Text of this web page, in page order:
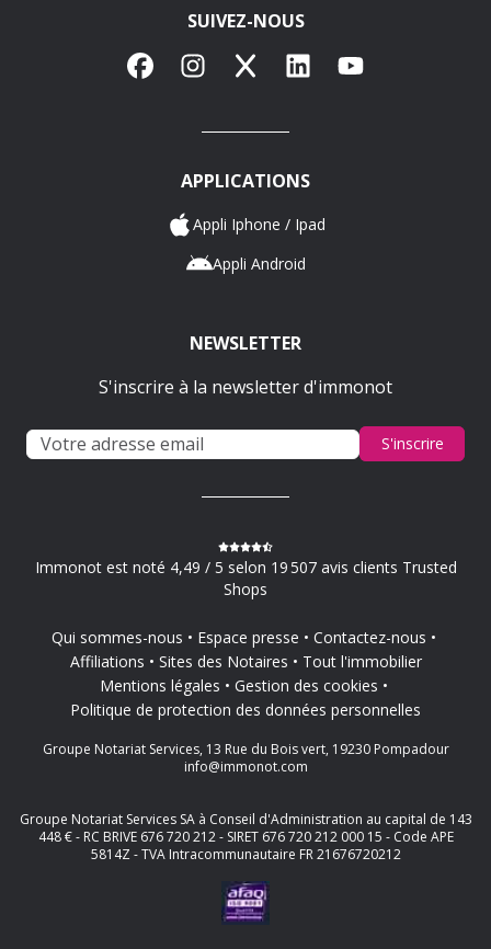
SUIVEZ-NOUS
FacebookInstagram
X LinkedInYouTube
APPLICATIONS
Appli Iphone / Ipad
Appli Android
NEWSLETTER
S'inscrire à la newsletter d'immonot
S'inscrire
Immonot est noté 4,49 / 5 selon 19 507 avis clients Trusted
Shops
Qui sommes-nous Espace presse
Contactez-nous
Affiliations
Sites des Notaires
Tout l'immobilier
Mentions légales
Gestion des cookies
Politique de protection des données personnelles
Groupe Notariat Services, 13 Rue du Bois vert, 19230 Pompadour
info@immonot.com
Groupe Notariat Services SA à Conseil d'Administration au capital de 143
448 € - RC BRIVE 676 720 212 - SIRET 676 720 212 000 15 - Code APE
5814Z - TVA Intracommunautaire FR 21676720212